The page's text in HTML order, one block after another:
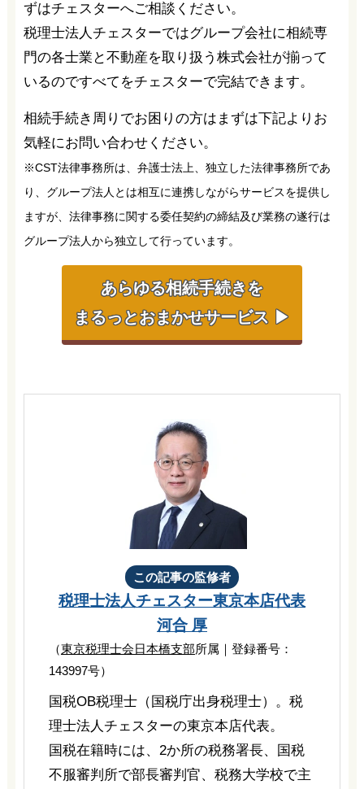
ずはチェスターへご相談ください。
税理士法人チェスターではグループ会社に相続専
門の各士業と不動産を取り扱う株式会社が揃って
いるのですべてをチェスターで完結できます。
相続手続き周りでお困りの方はまずは下記よりお
気軽にお問い合わせください。
※CST法律事務所は、弁護士法上、独立した法律事務所であ
り、グループ法人とは相互に連携しながらサービスを提供し
ますが、法律事務に関する委任契約の締結及び業務の遂行は
グループ法人から独立して行っています。
あらゆる相続手続きを
まるっとおまかせサービス ▶
この記事の監修者
税理士法人チェスター東京本店代表
河合 厚
（東京税理士会日本橋支部所属｜登録番号：
143997号）
国税OB税理士（国税庁出身税理士）。税
理士法人チェスターの東京本店代表。
国税在籍時には、2か所の税務署長、国税
不服審判所で部長審判官、税務大学校で主